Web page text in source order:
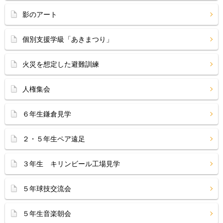
影のアート
個別支援学級「あきまつり」
火災を想定した避難訓練
人権集会
６年生鎌倉見学
２・５年生ペア遠足
３年生 キリンビール工場見学
５年球技交流会
５年生音楽朝会